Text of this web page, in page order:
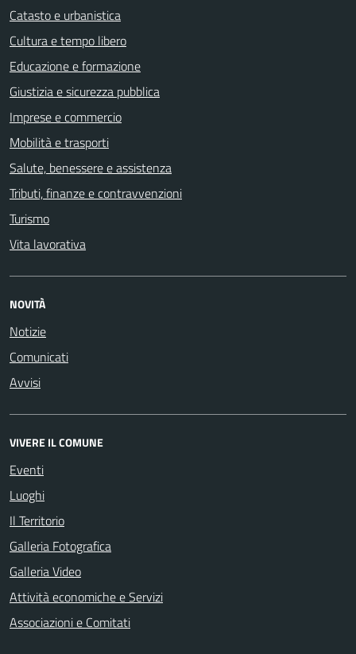
Catasto e urbanistica
Cultura e tempo libero
Educazione e formazione
Giustizia e sicurezza pubblica
Imprese e commercio
Mobilità e trasporti
Salute, benessere e assistenza
Tributi, finanze e contravvenzioni
Turismo
Vita lavorativa
NOVITÀ
Notizie
Comunicati
Avvisi
VIVERE IL COMUNE
Eventi
Luoghi
Il Territorio
Galleria Fotografica
Galleria Video
Attività economiche e Servizi
Associazioni e Comitati